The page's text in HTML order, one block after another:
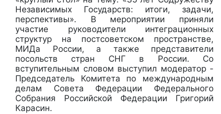
Независимых Государств: итоги, задачи,
перспективы». В мероприятии приняли
участие руководители интеграционных
структур на постсоветском пространстве,
МИДа России, а также представители
посольств стран СНГ в России. Со
вступительным словом выступил модератор -
Председатель Комитета по международным
делам Совета Федерации Федерального
Собрания Российской Федерации Григорий
Карасин.